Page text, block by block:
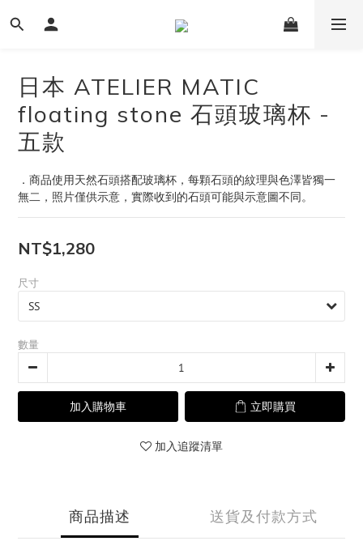
日本 ATELIER MATIC
floating stone 石頭玻璃杯 -
五款
．商品使用天然石頭搭配玻璃杯，每顆石頭的紋理與色澤皆獨一
無二，照片僅供示意，實際收到的石頭可能與示意圖不同。
NT$1,280
尺寸
數量
加入購物車 立即購買
加入追蹤清單
商品描述 送貨及付款方式